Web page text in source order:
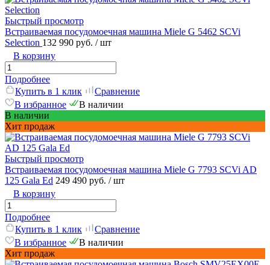
Быстрый просмотр
Встраиваемая посудомоечная машина Miele G 5462 SCVi
Selection 132 990 руб. / шт
В корзину
Подробнее
Купить в 1 клик
Сравнение
В избранное
В наличии
В наличии
Хит продаж
Быстрый просмотр
Встраиваемая посудомоечная машина Miele G 7793 SCVi AD
125 Gala Ed 249 490 руб. / шт
В корзину
Подробнее
Купить в 1 клик
Сравнение
В избранное
В наличии
Хит продаж